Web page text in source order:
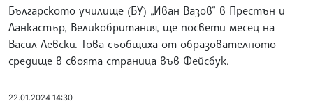
Българското училище (БУ) „Иван Вазов“ в Престън и
Ланкастър, Великобритания, ще посвети месец на
Васил Левски. Това съобщиха от образователното
средище в своята страница във Фейсбук.
22.01.2024 14:30